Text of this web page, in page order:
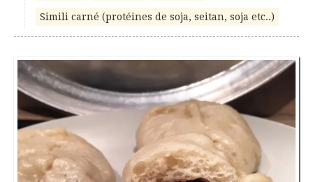
Simili carné (protéines de soja, seitan, soja etc..)